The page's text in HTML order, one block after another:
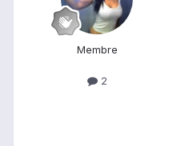
Membre
2